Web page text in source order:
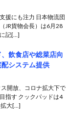
援にも注力 日本物流団
JR貨物会長）は6月28
記[…]
、飲食店や総菜店向
システム提供
開放、コロナ拡大下で
指す クックパッドは4
拡大[…]